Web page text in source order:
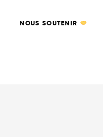
NOUS SOUTENIR